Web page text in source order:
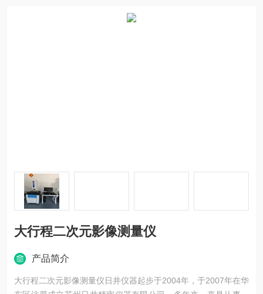
大行程二次元影像测量仪
产品简介
大行程二次元影像测量仪日井仪器起步于2004年，于2007年在华